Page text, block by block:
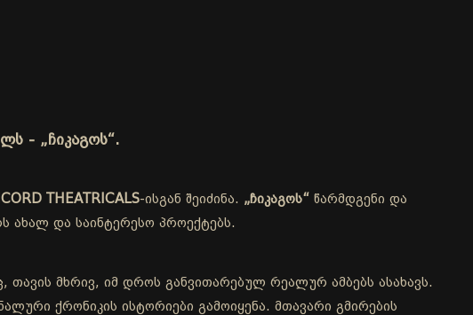
- „ჩიკაგოს“.
THEATRICALS-ისგან შეიძინა. „ჩიკაგოს“ წარმდგენი და
და საინტერესო პროექტებს.
მხრივ, იმ დროს განვითარებულ რეალურ ამბებს ასახავს.
ქრონიკის ისტორიები გამოიყენა. მთავარი გმირების